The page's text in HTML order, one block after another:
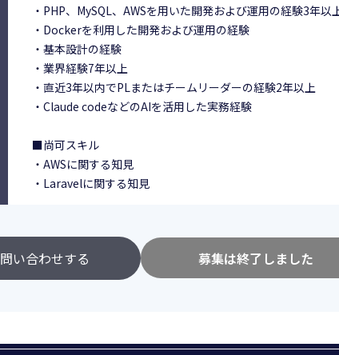
・PHP、MySQL、AWSを用いた開発および運用の経験3年以
・Dockerを利用した開発および運用の経験
・基本設計の経験
・業界経験7年以上
・直近3年以内でPLまたはチームリーダーの経験2年以上
・Claude codeなどのAIを活用した実務経験
■尚可スキル
・AWSに関する知見
・Laravelに関する知見
問い合わせする 募集は終了しました